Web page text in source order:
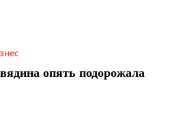
опять подорожала